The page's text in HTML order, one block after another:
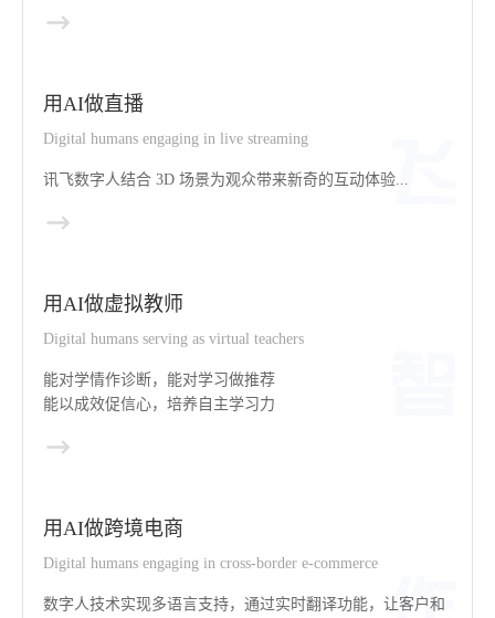
用AI做直播
Digital humans engaging in live streaming
讯飞数字人结合 3D 场景为观众带来新奇的互动体验...
用AI做虚拟教师
Digital humans serving as virtual teachers
能对学情作诊断，能对学习做推荐
能以成效促信心，培养自主学习力
用AI做跨境电商
Digital humans engaging in cross-border e-commerce
数字人技术实现多语言支持，通过实时翻译功能，让客户和